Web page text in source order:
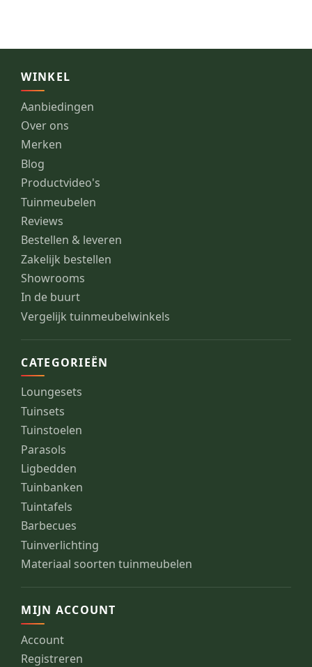
WINKEL
Aanbiedingen
Over ons
Merken
Blog
Productvideo's
Tuinmeubelen
Reviews
Bestellen & leveren
Zakelijk bestellen
Showrooms
In de buurt
Vergelijk tuinmeubelwinkels
CATEGORIEËN
Loungesets
Tuinsets
Tuinstoelen
Parasols
Ligbedden
Tuinbanken
Tuintafels
Barbecues
Tuinverlichting
Materiaal soorten tuinmeubelen
MIJN ACCOUNT
Account
Registreren